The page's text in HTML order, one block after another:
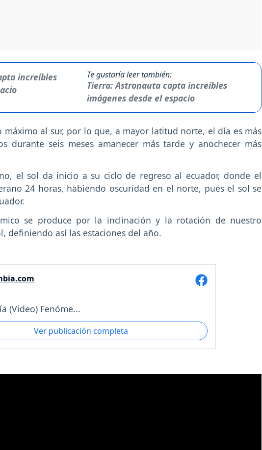
Te gustaría leer también:
Tierra: Astronauta capta increíbles
imágenes desde el espacio
máximo al sur, por lo que, a mayor latitud norte, el día es más
durante seis meses amanecer más tarde y anochecer más
el sol da inicio a su ciclo de regreso al ecuador, donde el
24 horas, habiendo oscuridad en el norte, pues el sol se
se produce por la inclinación y la rotación de nuestro
definiendo así las estaciones del año.
(Video) Fenóme...
Ver publicación completa